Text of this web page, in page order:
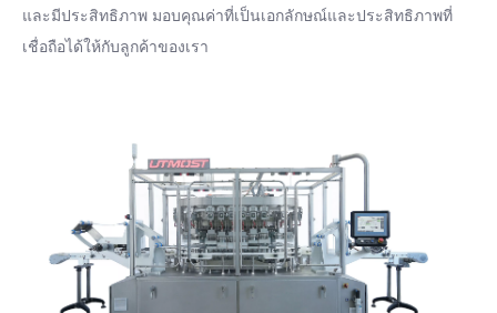
และมีประสิทธิภาพ มอบคุณค่าที่เป็นเอกลักษณ์และประสิทธิภาพที่
เชื่อถือได้ให้กับลูกค้าของเรา